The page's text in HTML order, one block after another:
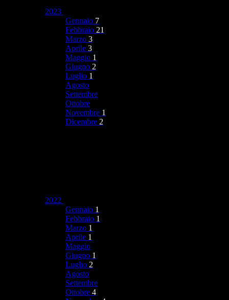
2023
Gennaio 7
Febbraio 21
Marzo 3
Aprile 3
Maggio 1
Giugno 2
Luglio 1
Agosto
Settembre
Ottobre
Novembre 1
Dicembre 2
2022
Gennaio 1
Febbraio 1
Marzo 1
Aprile 1
Maggio
Giugno 1
Luglio 2
Agosto
Settembre
Ottobre 4